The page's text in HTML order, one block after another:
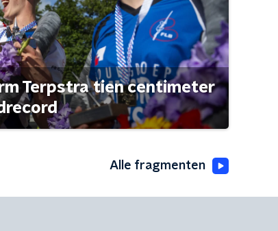
Terpstra tien centimeter
Alle fragmenten